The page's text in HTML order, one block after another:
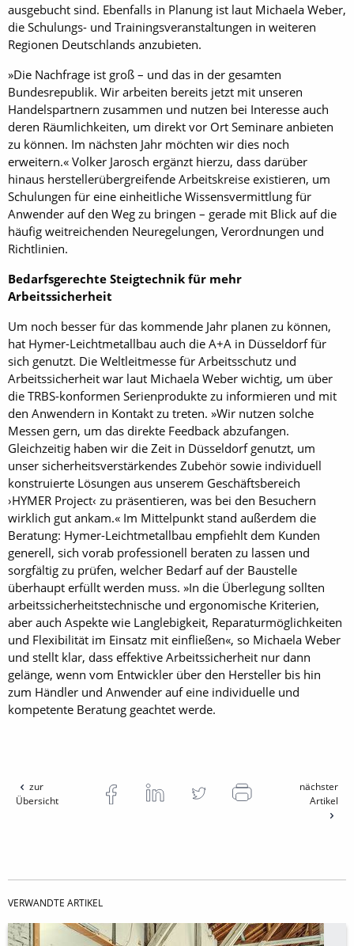
ausgebucht sind. Ebenfalls in Planung ist laut Michaela Weber,
die Schulungs- und Trainingsveranstaltungen in weiteren
Regionen Deutschlands anzubieten.
»Die Nachfrage ist groß – und das in der gesamten
Bundesrepublik. Wir arbeiten bereits jetzt mit unseren
Handelspartnern zusammen und nutzen bei Interesse auch
deren Räumlichkeiten, um direkt vor Ort Seminare anbieten
zu können. Im nächsten Jahr möchten wir dies noch
erweitern.« Volker Jarosch ergänzt hierzu, dass darüber
hinaus herstellerübergreifende Arbeitskreise existieren, um
Schulungen für eine einheitliche Wissensvermittlung für
Anwender auf den Weg zu bringen – gerade mit Blick auf die
häufig weitreichenden Neuregelungen, Verordnungen und
Richtlinien.
Bedarfsgerechte Steigtechnik für mehr
Arbeitssicherheit
Um noch besser für das kommende Jahr planen zu können,
hat Hymer-Leichtmetallbau auch die A+A in Düsseldorf für
sich genutzt. Die Weltleitmesse für Arbeitsschutz und
Arbeitssicherheit war laut Michaela Weber wichtig, um über
die TRBS-konformen Serienprodukte zu informieren und mit
den Anwendern in Kontakt zu treten. »Wir nutzen solche
Messen gern, um das direkte Feedback abzufangen.
Gleichzeitig haben wir die Zeit in Düsseldorf genutzt, um
unser sicherheitsverstärkendes Zubehör sowie individuell
konstruierte Lösungen aus unserem Geschäftsbereich
›HYMER Project‹ zu präsentieren, was bei den Besuchern
wirklich gut ankam.« Im Mittelpunkt stand außerdem die
Beratung: Hymer-Leichtmetallbau empfiehlt dem Kunden
generell, sich vorab professionell beraten zu lassen und
sorgfältig zu prüfen, welcher Bedarf auf der Baustelle
überhaupt erfüllt werden muss. »In die Überlegung sollten
arbeitssicherheitstechnische und ergonomische Kriterien,
aber auch Aspekte wie Langlebigkeit, Reparaturmöglichkeiten
und Flexibilität im Einsatz mit einfließen«, so Michaela Weber
und stellt klar, dass effektive Arbeitssicherheit nur dann
gelänge, wenn vom Entwickler über den Hersteller bis hin
zum Händler und Anwender auf eine individuelle und
kompetente Beratung geachtet werde.
zur
Übersicht
nächster
Artikel
VERWANDTE ARTIKEL